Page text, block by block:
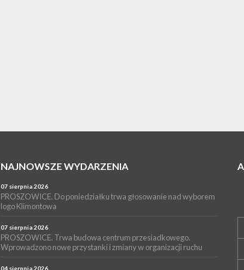
NAJNOWSZE WYDARZENIA
07 sierpnia 2026
PROSZOWICE. Do poniedziałku trwa głosowanie nad wyborem
logo Klimontowa
07 sierpnia 2026
PROSZOWICE. Trwa budowa centrum przesiadkowego.
Wprowadzono nowe przystanki i zmiany w organizacji ruchu
04 sierpnia 2026